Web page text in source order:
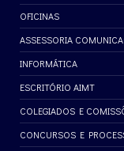
OFICINAS
ASSESSORIA
INFORMÁTICA
ESCRITÓRIO AIMT
COLEGIADOS E
CONCURSOS E